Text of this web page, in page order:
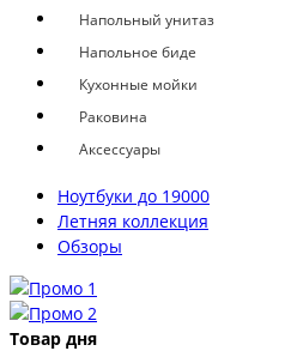
Напольный унитаз
Напольное биде
Кухонные мойки
Раковина
Аксессуары
Ноутбуки до 19000
Летняя коллекция
Обзоры
Товар дня